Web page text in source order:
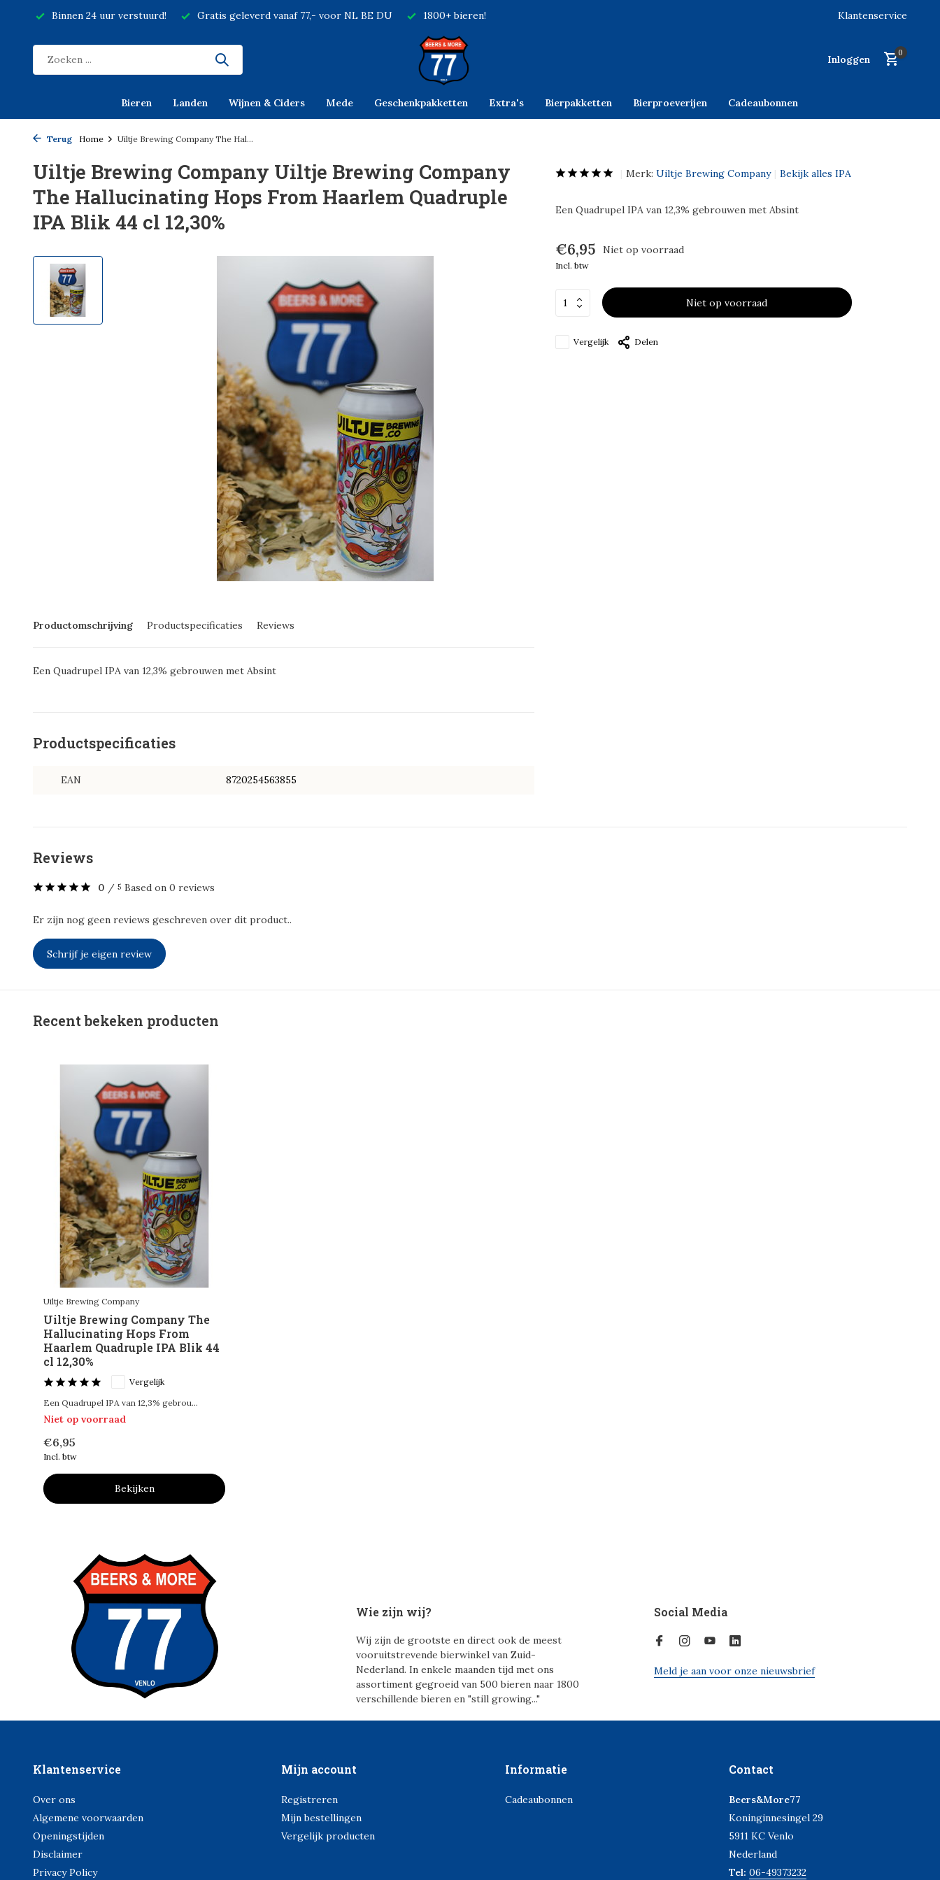
Binnen 24 uur verstuurd! Gratis geleverd vanaf 77,- voor NL BE DU 1800+ bieren! Klantenservice
Inloggen
0
Bieren Landen Wijnen & Ciders Mede Geschenkpakketten Extra's Bierpakketten Bierproeverijen Cadeaubonnen
Terug Home Uiltje Brewing Company The Hal...
Uiltje Brewing Company Uiltje Brewing Company
The Hallucinating Hops From Haarlem Quadruple
IPA Blik 44 cl 12,30%
Productomschrijving Productspecificaties Reviews
Een Quadrupel IPA van 12,3% gebrouwen met Absint
Productspecificaties
EAN 8720254563855
Merk: Uiltje Brewing Company Bekijk alles IPA
Een Quadrupel IPA van 12,3% gebrouwen met Absint
€6,95 Niet op voorraad
Incl. btw
Niet op voorraad
Vergelijk Delen
Reviews
0 / 5 Based on 0 reviews
Er zijn nog geen reviews geschreven over dit product..
Schrijf je eigen review
Recent bekeken producten
Uiltje Brewing Company
Uiltje Brewing Company The
Hallucinating Hops From
Haarlem Quadruple IPA Blik 44
cl 12,30%
Vergelijk
Een Quadrupel IPA van 12,3% gebrou...
Niet op voorraad
€6,95
Incl. btw
Bekijken
Wie zijn wij?
Wij zijn de grootste en direct ook de meest
vooruitstrevende bierwinkel van Zuid-
Nederland. In enkele maanden tijd met ons
assortiment gegroeid van 500 bieren naar 1800
verschillende bieren en "still growing..."
Social Media
Meld je aan voor onze nieuwsbrief
Klantenservice
Over ons
Algemene voorwaarden
Openingstijden
Disclaimer
Privacy Policy
Mijn account
Registreren
Mijn bestellingen
Vergelijk producten
Informatie
Cadeaubonnen
Contact
Beers&More77
Koninginnesingel 29
5911 KC Venlo
Nederland
Tel: 06-49373232